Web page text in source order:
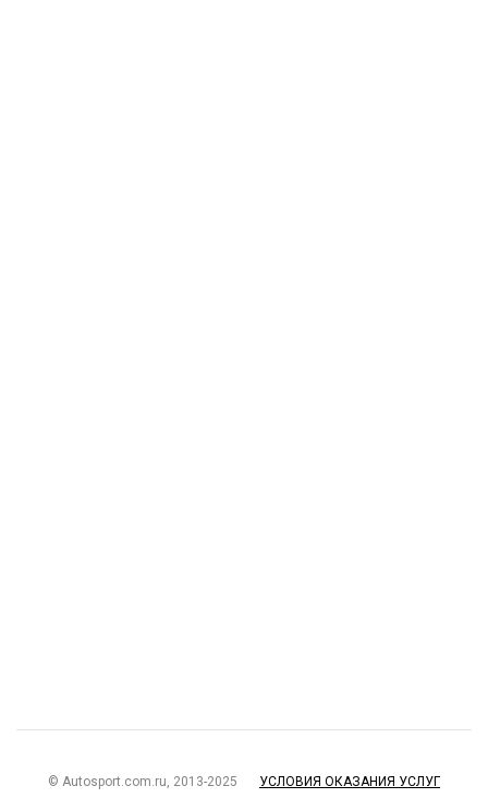
© Autosport.com.ru, 2013-2025 УСЛОВИЯ ОКАЗАНИЯ УСЛУГ